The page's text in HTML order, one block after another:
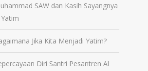
SAW dan Kasih Sayangnya
Jika Kita Menjadi Yatim?
Diri Santri Pesantren Al